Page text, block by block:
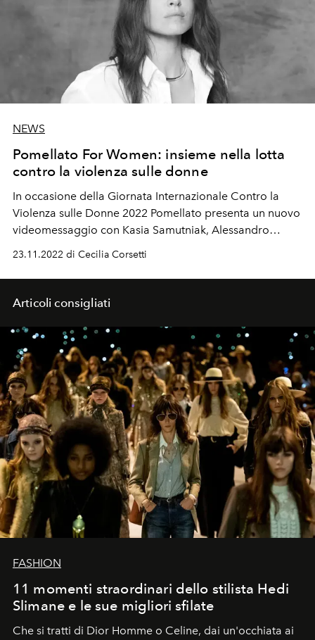
NEWS
Pomellato For Women: insieme nella lotta
contro la violenza sulle donne
In occasione della Giornata Internazionale Contro la
Violenza sulle Donne 2022 Pomellato presenta un nuovo
videomessaggio con Kasia Samutniak, Alessandro
Gassmann, Xenia Tchoumi, Eye Haïdara, Nicolas Maury e
23.11.2022 di Cecilia Corsetti
Articoli consigliati
FASHION
11 momenti straordinari dello stilista Hedi
Slimane e le sue migliori sfilate
Che si tratti di Dior Homme o Celine, dai un'occhiata ai